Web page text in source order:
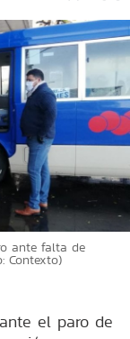
ante falta de
Contexto)
el paro de